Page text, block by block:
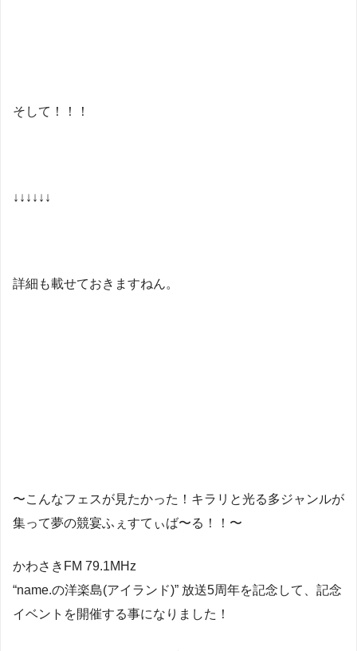
そして！！！
↓↓↓↓↓↓
詳細も載せておきますねん。
〜こんなフェスが見たかった！キラリと光る多ジャンルが
集って夢の競宴ふぇすてぃば〜る！！〜
かわさきFM 79.1MHz
“name.の洋楽島(アイランド)” 放送5周年を記念して、記念
イベントを開催する事になりました！